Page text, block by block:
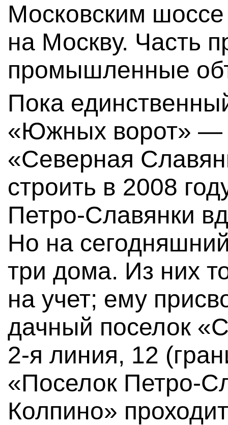
Московским
на Москву. Часть
промышленные
Пока
«Южных ворот» —
«Северная
строить в 2008
Петро-Славянки
Но на
три дома. Из них
на учет; ему
дачный поселок
2-я линия, 12
«Поселок Петро-
Колпино»